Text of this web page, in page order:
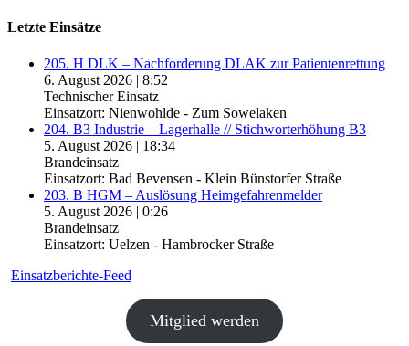
Letzte Einsätze
205. H DLK – Nachforderung DLAK zur Patientenrettung
6. August 2026 | 8:52
Technischer Einsatz
Einsatzort: Nienwohlde - Zum Sowelaken
204. B3 Industrie – Lagerhalle // Stichworterhöhung B3
5. August 2026 | 18:34
Brandeinsatz
Einsatzort: Bad Bevensen - Klein Bünstorfer Straße
203. B HGM – Auslösung Heimgefahrenmelder
5. August 2026 | 0:26
Brandeinsatz
Einsatzort: Uelzen - Hambrocker Straße
Einsatzberichte-Feed
Mitglied werden